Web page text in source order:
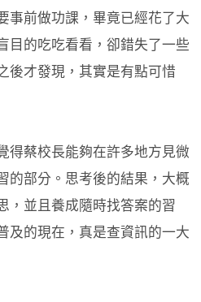
事前做功課，畢竟已經花了大
目的吃吃看看，卻錯失了一些
後才發現，其實是有點可惜
得蔡校長能夠在許多地方見微
的部分。思考後的結果，大概
，並且養成隨時找答案的習
及的現在，真是查資訊的一大